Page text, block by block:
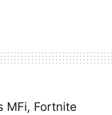
MFi, Fortnite